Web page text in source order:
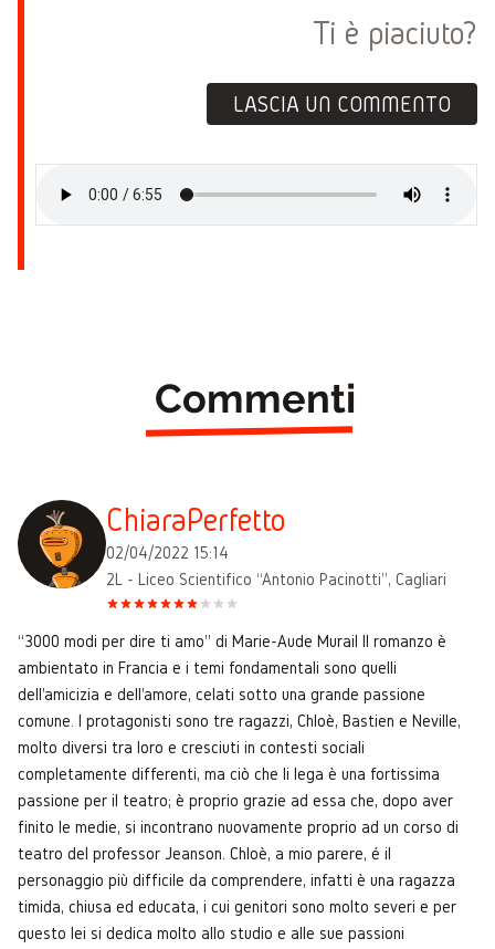
Ti è piaciuto?
LASCIA UN COMMENTO
Commenti
ChiaraPerfetto
02/04/2022 15:14
2L - Liceo Scientifico “Antonio Pacinotti”, Cagliari
“3000 modi per dire ti amo” di Marie-Aude Murail Il romanzo è
ambientato in Francia e i temi fondamentali sono quelli
dell'amicizia e dell'amore, celati sotto una grande passione
comune. I protagonisti sono tre ragazzi, Chloè, Bastien e Neville,
molto diversi tra loro e cresciuti in contesti sociali
completamente differenti, ma ciò che li lega è una fortissima
passione per il teatro; è proprio grazie ad essa che, dopo aver
finito le medie, si incontrano nuovamente proprio ad un corso di
teatro del professor Jeanson. Chloè, a mio parere, é il
personaggio più difficile da comprendere, infatti è una ragazza
timida, chiusa ed educata, i cui genitori sono molto severi e per
questo lei si dedica molto allo studio e alle sue passioni